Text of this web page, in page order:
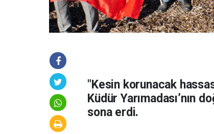
"Kesin korunacak
Küdür Yarımadası’nın
sona erdi.